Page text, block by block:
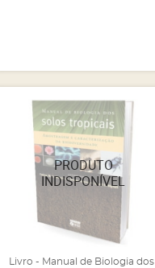
Livro - Manual de Biologia dos